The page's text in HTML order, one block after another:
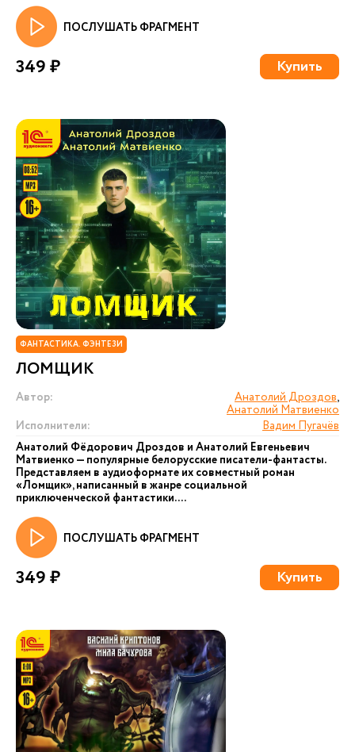
ПОСЛУШАТЬ ФРАГМЕНТ
349 ₽ Купить
ФАНТАСТИКА. ФЭНТЕЗИ
ЛОМЩИК
Автор: Анатолий Дроздов,
Анатолий Матвиенко
Исполнители:
Вадим Пугачёв
Анатолий Фёдорович Дроздов и Анатолий Евгеньевич
Матвиенко — популярные белорусские писатели-фантасты.
Представляем в аудиоформате их совместный роман
«Ломщик», написанный в жанре социальной
приключенческой фантастики....
ПОСЛУШАТЬ ФРАГМЕНТ
349 ₽ Купить